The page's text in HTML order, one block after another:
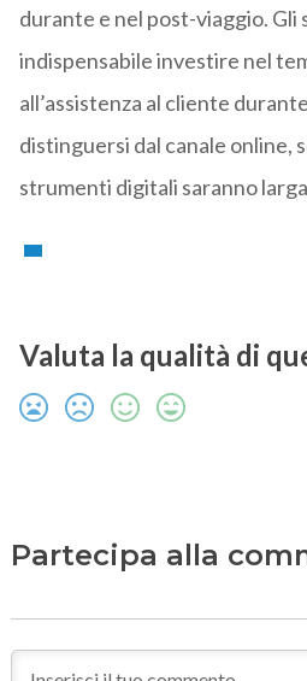
durante e nel post-viaggio.
indispensabile investire nel
all’assistenza al cliente
distinguersi dal canale online,
strumenti digitali saranno
Valuta la qualità di
Partecipa alla